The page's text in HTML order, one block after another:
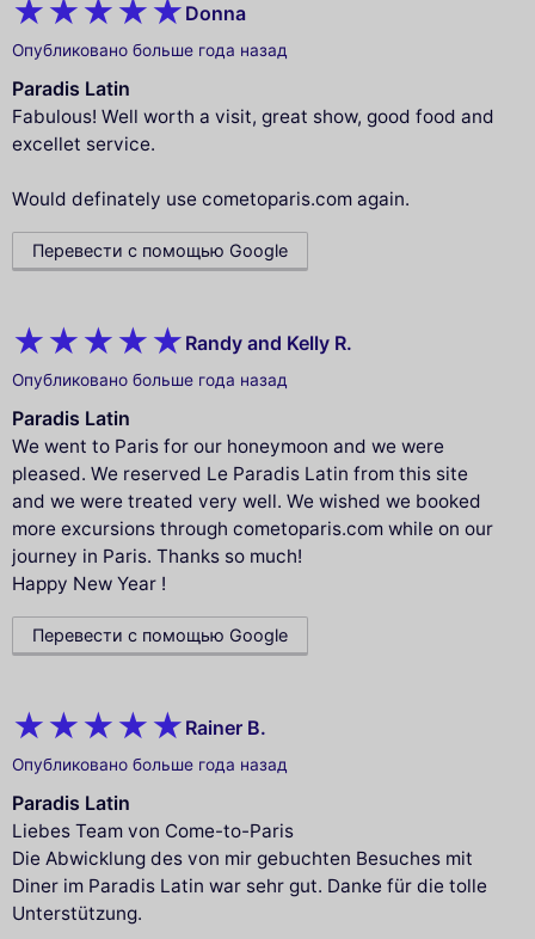
Donna
Опубликовано больше года назад
Paradis Latin
Fabulous! Well worth a visit, great show, good food and
excellet service.
Would definately use cometoparis.com again.
Перевести с помощью Google
Randy and Kelly R.
Опубликовано больше года назад
Paradis Latin
We went to Paris for our honeymoon and we were
pleased. We reserved Le Paradis Latin from this site
and we were treated very well. We wished we booked
more excursions through cometoparis.com while on our
journey in Paris. Thanks so much!
Happy New Year !
Перевести с помощью Google
Rainer B.
Опубликовано больше года назад
Paradis Latin
Liebes Team von Come-to-Paris
Die Abwicklung des von mir gebuchten Besuches mit
Diner im Paradis Latin war sehr gut. Danke für die tolle
Unterstützung.